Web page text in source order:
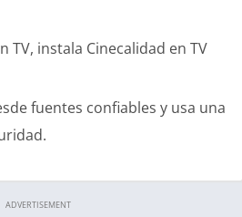
TV, instala Cinecalidad en TV
fuentes confiables y usa una
ADVERTISEMENT